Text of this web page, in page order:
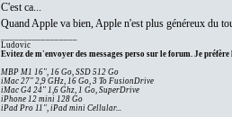
C'est ca...
Quand Apple va bien, Apple n'est plus généreux du
Ludovic
Evitez de m'envoyer des messages perso sur le forum. Je préfère
MBP M1 16", 16 Go, SSD 512 Go
iMac 27" 2,9 GHz, 16 Go, 3 To FusionDrive
iMac G4 24" 1,6 Ghz, 1 Go, SuperDrive
iPhone 12 mini 128 Go
iPad Pro 11", iPad mini Cellular...